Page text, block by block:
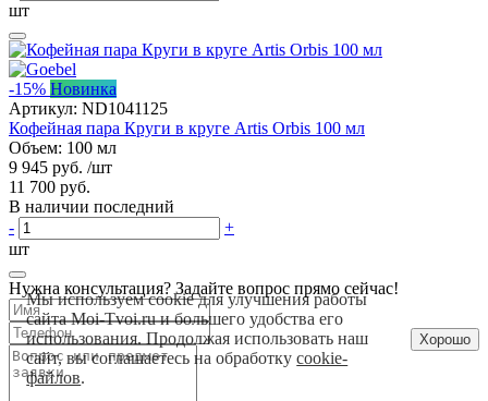
шт
-15% Новинка
Артикул: ND1041125
Кофейная пара Круги в круге Artis Orbis 100 мл
Объем: 100 мл
9 945 руб. /шт
11 700 руб.
В наличии последний
-
+
шт
Нужна консультация? Задайте вопрос прямо сейчас!
Мы используем cookie для улучшения работы
сайта Moi-Tvoi.ru и большего удобства его
использования. Продолжая использовать наш
сайт, вы соглашаетесь на обработкуcookie-
файлов.
Хорошо